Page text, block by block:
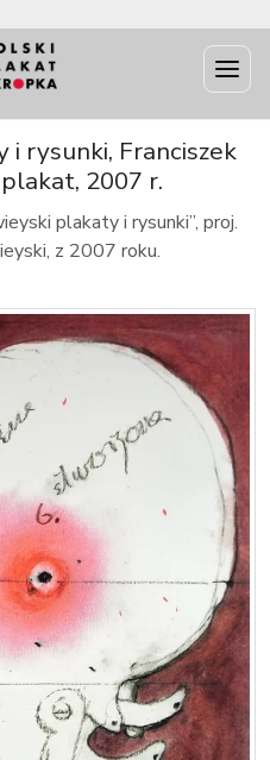
rysunki, Franciszek
2007 r.
plakaty i rysunki”, proj.
z 2007 roku.